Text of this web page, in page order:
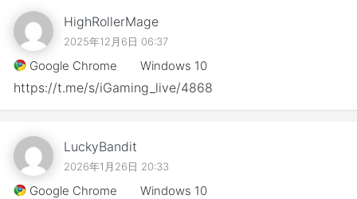
HighRollerMage
2025年12月6日 06:37
Google Chrome Windows 10
https://t.me/s/iGaming_live/4868
LuckyBandit
2026年1月26日 20:33
Google Chrome Windows 10